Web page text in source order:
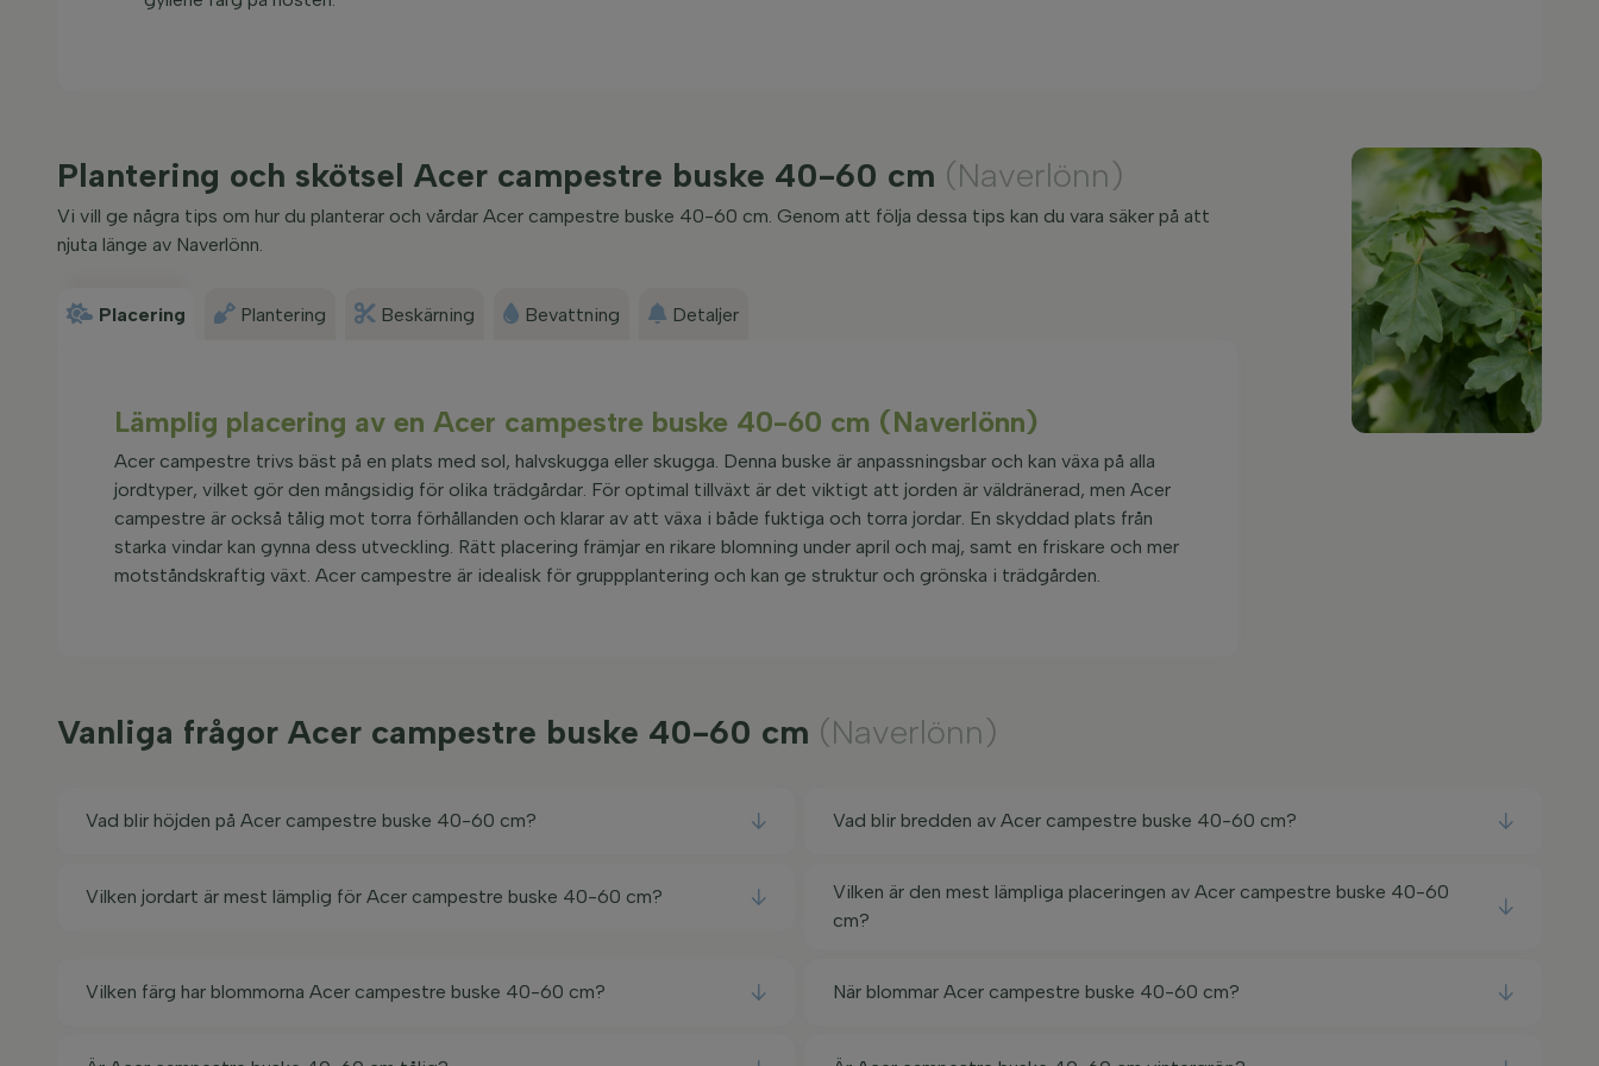
Plantering och skötsel Acer campestre buske 40-60 cm (Naverlönn)
Vi vill ge några tips om hur du planterar och vårdar Acer campestre buske 40-60 cm. Genom att följa dessa tips kan du vara säker på att
njuta länge av Naverlönn.
Placering Plantering Beskärning Bevattning Detaljer
Lämplig placering av en Acer campestre buske 40-60 cm (Naverlönn)
Acer campestre trivs bäst på en plats med sol, halvskugga eller skugga. Denna buske är anpassningsbar och kan växa på alla
jordtyper, vilket gör den mångsidig för olika trädgårdar. För optimal tillväxt är det viktigt att jorden är väldränerad, men Acer
campestre är också tålig mot torra förhållanden och klarar av att växa i både fuktiga och torra jordar. En skyddad plats från
starka vindar kan gynna dess utveckling. Rätt placering främjar en rikare blomning under april och maj, samt en friskare och mer
motståndskraftig växt. Acer campestre är idealisk för gruppplantering och kan ge struktur och grönska i trädgården.
Vanliga frågor Acer campestre buske 40-60 cm (Naverlönn)
Vad blir höjden på Acer campestre buske 40-60 cm? Vad blir bredden av Acer campestre buske 40-60 cm?
Vilken jordart är mest lämplig för Acer campestre buske 40-60 cm?
Vilken är den mest lämpliga placeringen av Acer campestre buske 40-60
cm?
Vilken färg har blommorna Acer campestre buske 40-60 cm? När blommar Acer campestre buske 40-60 cm?